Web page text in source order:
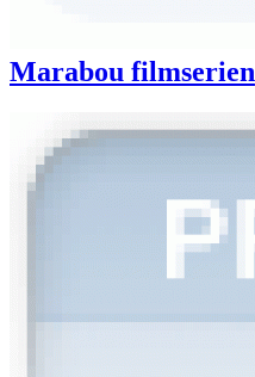
Marabou filmserien